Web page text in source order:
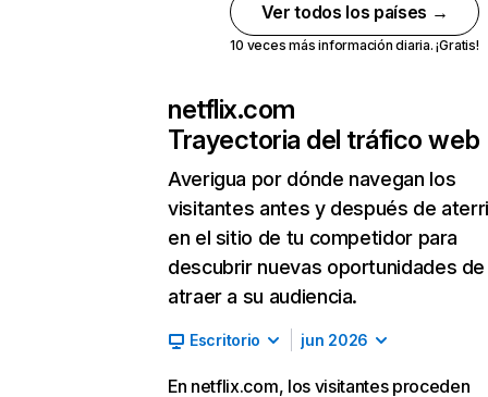
Ver todos los países →
10 veces más información diaria. ¡Gratis!
netflix.com
Trayectoria del tráfico web
Averigua por dónde navegan los
visitantes antes y después de
en el sitio de tu competidor para
descubrir nuevas oportunidades de
atraer a su audiencia.
Escritorio jun 2026
En netflix.com, los visitantes proceden